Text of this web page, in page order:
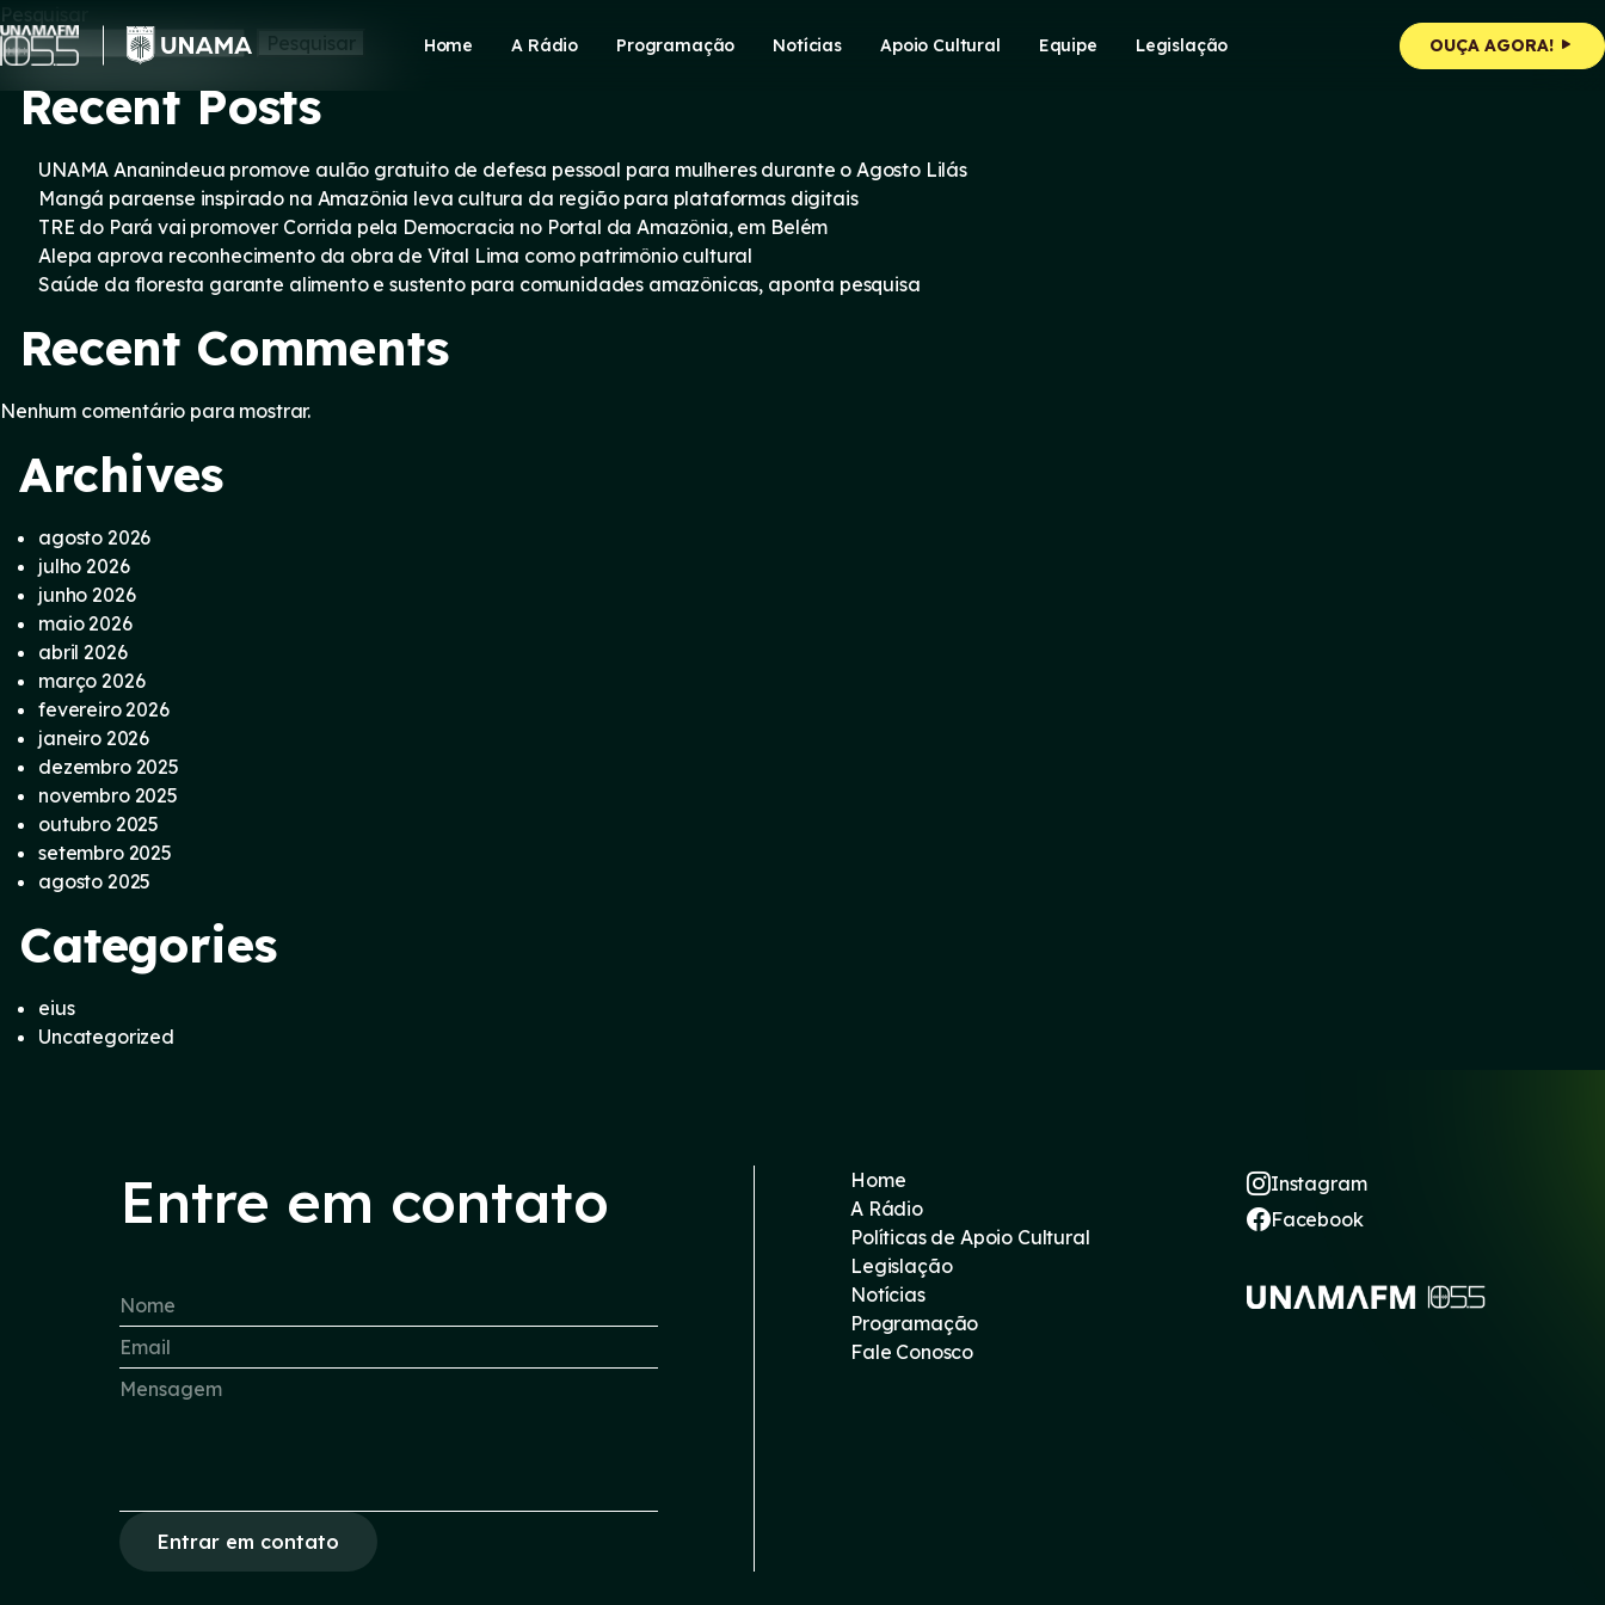
Skip
to
content
Home A Rádio Programação Notícias Apoio Cultural Equipe Legislação OUÇA AGORA!
Pesquisar
Pesquisar
Recent Posts
UNAMA Ananindeua promove aulão gratuito de defesa pessoal para mulheres durante o Agosto Lilás
Mangá paraense inspirado na Amazônia leva cultura da região para plataformas digitais
TRE do Pará vai promover Corrida pela Democracia no Portal da Amazônia, em Belém
Alepa aprova reconhecimento da obra de Vital Lima como patrimônio cultural
Saúde da floresta garante alimento e sustento para comunidades amazônicas, aponta pesquisa
Recent Comments
Nenhum comentário para mostrar.
Archives
agosto 2026
julho 2026
junho 2026
maio 2026
abril 2026
março 2026
fevereiro 2026
janeiro 2026
dezembro 2025
novembro 2025
outubro 2025
setembro 2025
agosto 2025
Categories
eius
Uncategorized
Entre em contato
Entrar em contato
Home
A Rádio
Políticas de Apoio Cultural
Legislação
Notícias
Programação
Fale Conosco
Instagram
Facebook